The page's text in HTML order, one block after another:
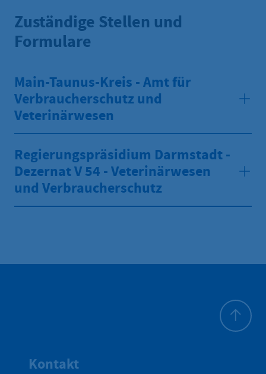
Zuständige Stellen und
Formulare
Main-Taunus-Kreis - Amt für
Verbraucherschutz und
Veterinärwesen
Regierungspräsidium Darmstadt -
Dezernat V 54 - Veterinärwesen
und Verbraucherschutz
Kontakt